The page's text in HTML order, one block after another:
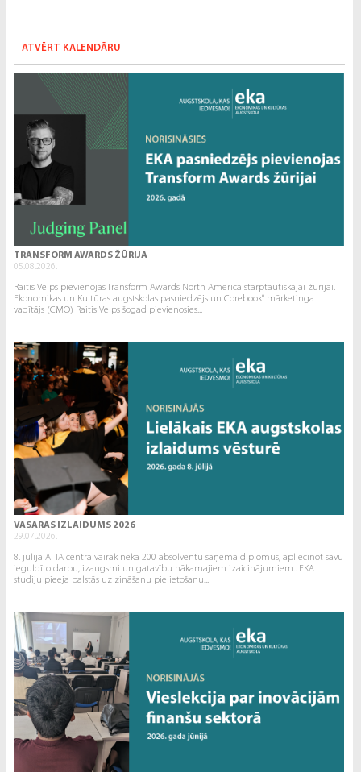
ATVĒRT KALENDĀRU
TRANSFORM AWARDS ŽŪRIJA
05.08.2026.
Raitis Velps pievienojas Transform Awards North America starptautiskajai žūrijai.
Ekonomikas un Kultūras augstskolas pasniedzējs un Corebook° mārketinga
vadītājs (CMO) Raitis Velps šogad pievienosies...
VASARAS IZLAIDUMS 2026
29.07.2026.
8. jūlijā ATTA centrā vairāk nekā 200 absolventu saņēma diplomus, apliecinot savu
ieguldīto darbu, izaugsmi un gatavību nākamajiem izaicinājumiem.. EKA
studiju pieeja balstās uz zināšanu pielietošanu...